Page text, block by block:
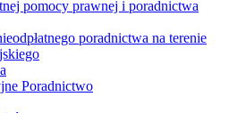
pomocy prawnej i poradnictwa
poradnictwa na terenie
Poradnictwo